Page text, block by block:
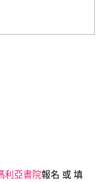
利亞書院報名 或 填